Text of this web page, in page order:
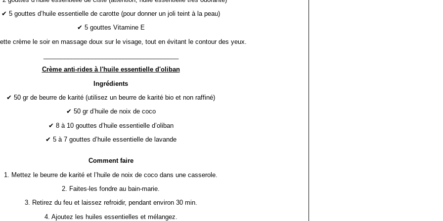
✔ 5 gouttes d’huile essentielle de carotte (pour donner un joli teint à la peau)
✔ 5 gouttes Vitamine E
crème le soir en massage doux sur le visage, tout en évitant le contour des yeux.
Crème anti-rides à l'huile essentielle d'oliban
Ingrédients
✔ 50 gr de beurre de karité (utilisez un beurre de karité bio et non raffiné)
✔ 50 gr d’huile de noix de coco
✔ 8 à 10 gouttes d’huile essentielle d’oliban
✔ 5 à 7 gouttes d’huile essentielle de lavande
Comment faire
1. Mettez le beurre de karité et l’huile de noix de coco dans une casserole.
2. Faites-les fondre au bain-marie.
3. Retirez du feu et laissez refroidir, pendant environ 30 min.
4. Ajoutez les huiles essentielles et mélangez.